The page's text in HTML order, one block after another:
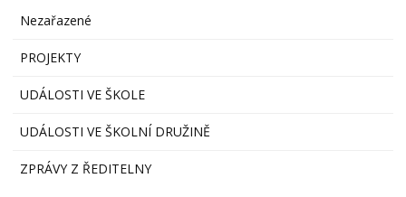
Nezařazené
PROJEKTY
UDÁLOSTI VE ŠKOLE
UDÁLOSTI VE ŠKOLNÍ DRUŽINĚ
ZPRÁVY Z ŘEDITELNY